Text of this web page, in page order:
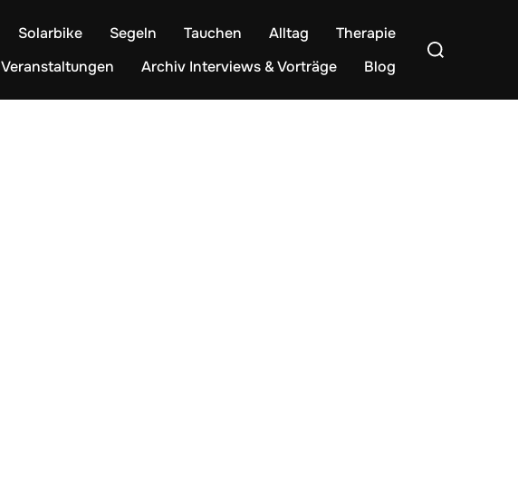
Solarbike Segeln Tauchen Alltag
Therapie
Veranstaltungen
Archiv Interviews & Vorträge Blog
Suchen